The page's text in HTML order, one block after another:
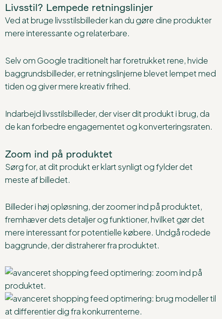
Livsstil? Lempede retningslinjer
Ved at bruge livsstilsbilleder kan du gøre dine produkter
mere interessante og relaterbare.
Selv om Google traditionelt har foretrukket rene, hvide
baggrundsbilleder, er retningslinjerne blevet lempet med
tiden og giver mere kreativ frihed.
Indarbejd livsstilsbilleder, der viser dit produkt i brug, da
de kan forbedre engagementet og konverteringsraten.
Zoom ind på produktet
Sørg for, at dit produkt er klart synligt og fylder det
meste af billedet.
Billeder i høj opløsning, der zoomer ind på produktet,
fremhæver dets detaljer og funktioner, hvilket gør det
mere interessant for potentielle købere. Undgå rodede
baggrunde, der distraherer fra produktet.